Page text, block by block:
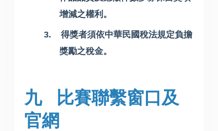
增減之權利。
3.
得獎者須依中華民國稅法規定負擔
獎勵之稅金。
九
比賽聯繫窗口及
官網